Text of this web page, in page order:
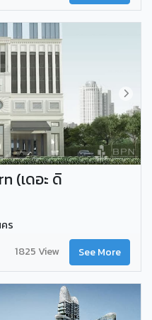
(เดอะ ดิ
ร
1825 View See More